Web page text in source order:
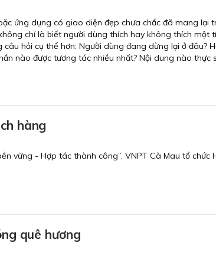
ứng dụng có giao diện đẹp chưa chắc đã mang lại
chỉ là biết người dùng thích hay không thích một
hỏi cụ thể hơn: Người dùng đang dừng lại ở đâu?
nào được tương tác nhiều nhất? Nội dung nào thực
hàng
vững - Hợp tác thành công”, VNPT Cà Mau tổ chức
quê hương